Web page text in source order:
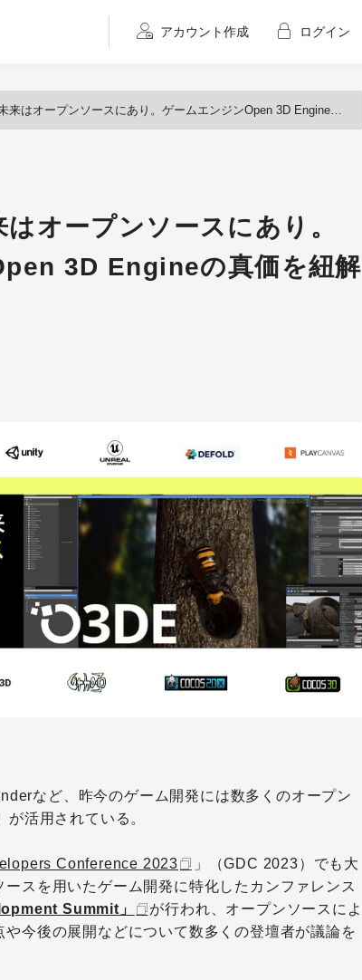
アカウント作成 ログイン
はオープンソースにあり。ゲームエンジンOpen 3D Engineの真価を紐解く
オープンソースにあり。
3D Engineの真価を紐解
など、昨今のゲーム開発には数多くのオープン
活用されている。
Conference 2023
」（GDC 2023）でも大
スを用いたゲーム開発に特化したカンファレンス
Summit」
が行われ、オープンソースによ
今後の展開などについて数多くの登壇者が議論を